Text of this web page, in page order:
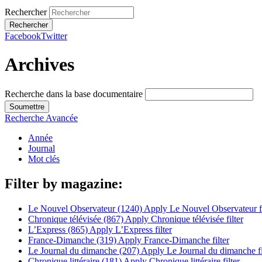
Rechercher
FacebookTwitter
Archives
Recherche dans la base documentaire
Recherche Avancée
Année
Journal
Mot clés
Filter by magazine:
Le Nouvel Observateur (1240) Apply Le Nouvel Observateur
Chronique télévisée (867) Apply Chronique télévisée filter
L’Express (865) Apply L’Express filter
France-Dimanche (319) Apply France-Dimanche filter
Le Journal du dimanche (207) Apply Le Journal du dimanche